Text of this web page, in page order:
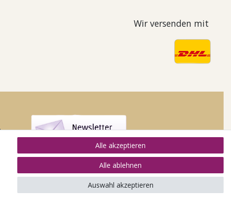
Wir versenden mit
Alle akzeptieren
Alle ablehnen
Auswahl akzeptieren